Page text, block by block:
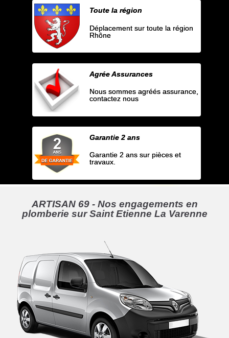
Toute la région
Déplacement sur toute la région
Rhône
Agrée Assurances
Nous sommes agréés assurance,
contactez nous
Garantie 2 ans
Garantie 2 ans sur pièces et
travaux.
ARTISAN 69 - Nos engagements en
plomberie sur Saint Etienne La Varenne